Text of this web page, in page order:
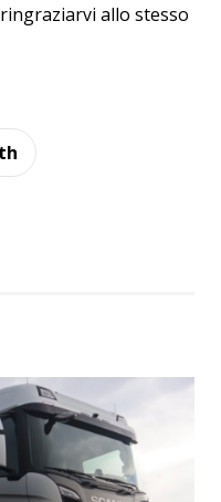
allo stesso